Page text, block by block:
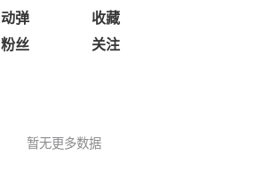
动弹
收藏
粉丝 关注
暂无更多数据